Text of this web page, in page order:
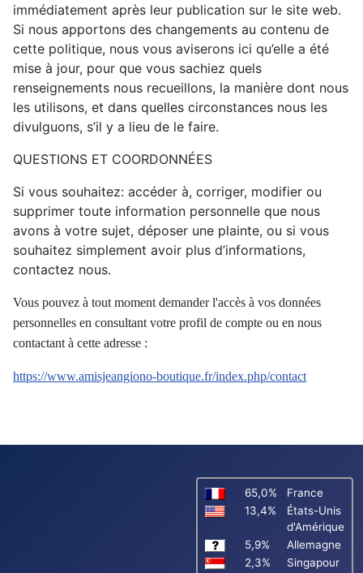
immédiatement après leur publication sur le site web.
Si nous apportons des changements au contenu de
cette politique, nous vous aviserons ici qu’elle a été
mise à jour, pour que vous sachiez quels
renseignements nous recueillons, la manière dont nous
les utilisons, et dans quelles circonstances nous les
divulguons, s’il y a lieu de le faire.
QUESTIONS ET COORDONNÉES
Si vous souhaitez: accéder à, corriger, modifier ou
supprimer toute information personnelle que nous
avons à votre sujet, déposer une plainte, ou si vous
souhaitez simplement avoir plus d’informations,
contactez nous.
Vous pouvez à tout moment demander l'accès à vos données
personnelles en consultant votre profil de compte ou en nous
contactant à cette adresse :
https://www.amisjeangiono-boutique.fr/index.php/contact
65,0%
France
13,4%
États-Unis
d'Amérique
5,9%
Allemagne
2,3%
Singapour